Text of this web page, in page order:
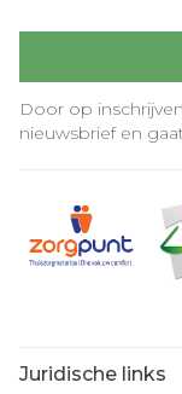
Door op
nieuwsbrief en
Juridische links